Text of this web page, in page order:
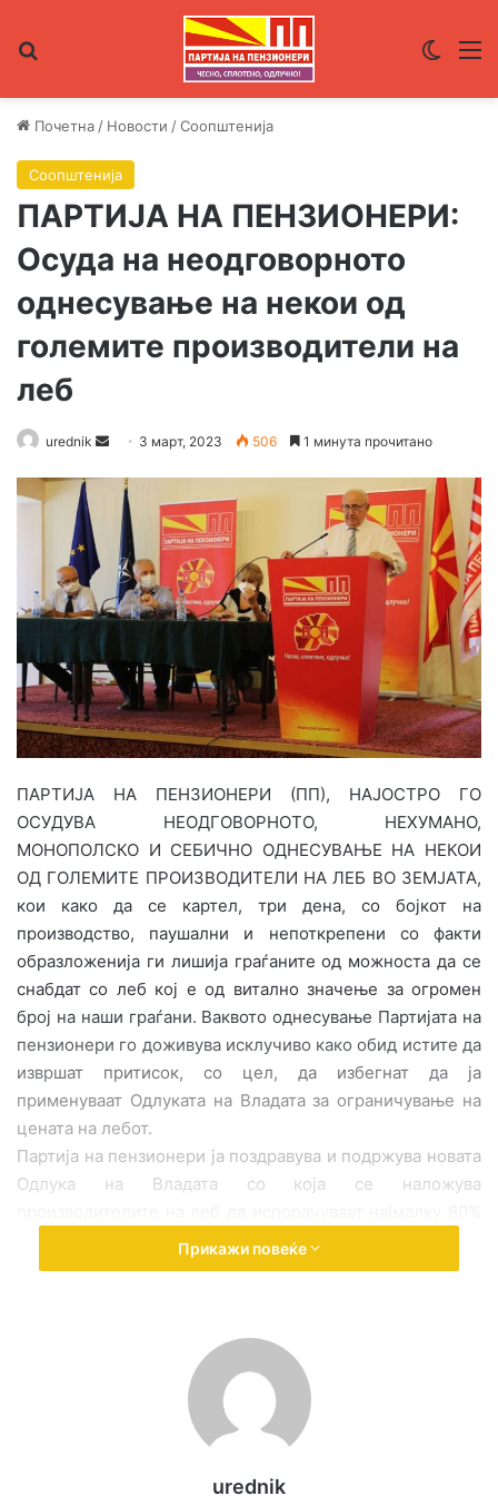
Почетна / Новости /Соопштенија
Соопштенија
ПАРТИЈА НА ПЕНЗИОНЕРИ:
Осуда на неодговорното
однесување на некои од
големите производители на
леб
urednik
e
i
l
3 март, 2023 506 1 минута прочитано
ПАРТИЈА НА ПЕНЗИОНЕРИ (ПП), НАЈОСТРО ГО
ОСУДУВА НЕОДГОВОРНОТО, НЕХУМАНО,
МОНОПОЛСКО И СЕБИЧНО ОДНЕСУВАЊЕ НА НЕКОИ
ОД ГОЛЕМИТЕ ПРОИЗВОДИТЕЛИ НА ЛЕБ ВО ЗЕМЈАТА,
кои како да се картел, три дена, со бојкот на
производство, паушални и непоткрепени со факти
образложенија ги лишија граѓаните од можноста да се
снабдат со леб кој е од витално значење за огромен
број на наши граѓани. Ваквото однесување Партијата на
пензионери го доживува исклучиво како обид истите да
извршат притисок, со цел, да избегнат да ја
применуваат Одлуката на Владата за ограничување на
цената на лебот.
Партија на пензионери ја поздравува и подржува новата
Одлука на Владата со која се наложува
од нивното производство според податоците од
декември 2022 година.
земјата за надомест на наводните загуби, како
последица на примена на Одлуката за ограничување на
цената на лебот, не само што се потврдува нивното
монополско однесување, туку во најсоголена форма се
остварување профит, дури и преку креирање криза со
Прикажи повеќе
urednik